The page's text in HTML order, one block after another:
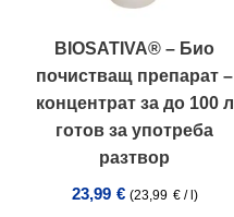
BIOSATIVA® – Био
почистващ препарат –
концентрат за до 100 л
готов за употреба
разтвор
23,99 € (23,99 €/ )